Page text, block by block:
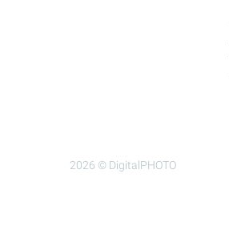
2026 © DigitalPHOTO